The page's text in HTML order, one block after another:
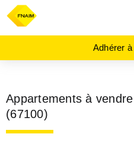
Adhérer
Appartements à
(67100)